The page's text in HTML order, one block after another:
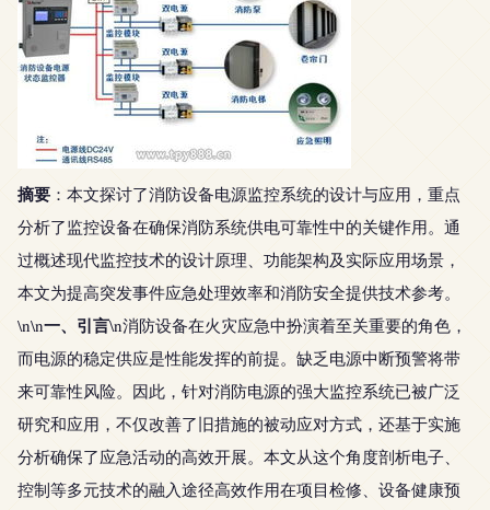
摘要 ：本文探讨了消防设备电源监控系统的设计与应用，重点
分析了监控设备在确保消防系统供电可靠性中的关键作用。通
过概述现代监控技术的设计原理、功能架构及实际应用场景，
本文为提高突发事件应急处理效率和消防安全提供技术参考。
\n\n一、引言\n消防设备在火灾应急中扮演着至关重要的角色，
而电源的稳定供应是性能发挥的前提。缺乏电源中断预警将带
来可靠性风险。因此，针对消防电源的强大监控系统已被广泛
研究和应用，不仅改善了旧措施的被动应对方式，还基于实施
分析确保了应急活动的高效开展。本文从这个角度剖析电子、
控制等多元技术的融入途径高效作用在项目检修、设备健康预